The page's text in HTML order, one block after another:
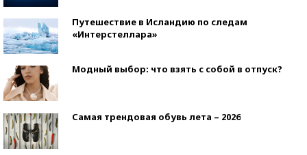
Путешествие в Исландию по следам
«Интерстеллара»
Модный выбор: что взять с собой в отпуск?
Самая трендовая обувь лета – 2026